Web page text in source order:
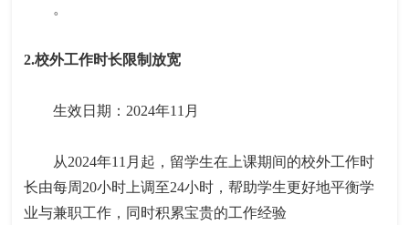
。
2.校外工作时长限制放宽
生效日期：2024年11月
从2024年11月起，留学生在上课期间的校外工作时
长由每周20小时上调至24小时，帮助学生更好地平衡学
业与兼职工作，同时积累宝贵的工作经验